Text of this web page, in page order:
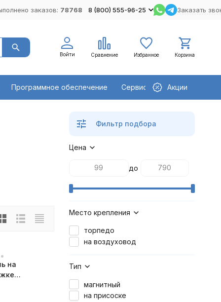
заказов: 78768 8 (800) 555-96-25 Заказать
Войти Сравнение Избранное Корзина
Программное обеспечение Сервисное оборудование
Акции
на
Фильтр подбора
Цена
до
Место крепления
торпедо
на воздуховод
Тип
магнитный
на присоске